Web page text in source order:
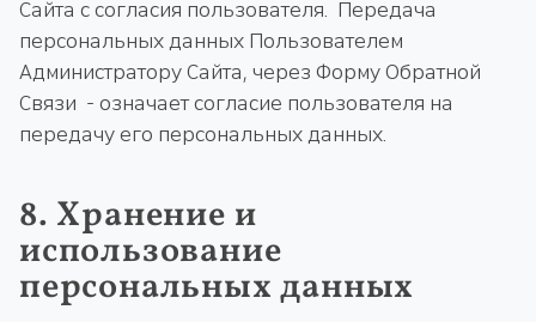
Сайта с согласия пользователя. Передача
персональных данных Пользователем
Администратору Сайта, через Форму Обратной
Связи - означает согласие пользователя на
передачу его персональных данных.
8. Хранение и
использование
персональных данных